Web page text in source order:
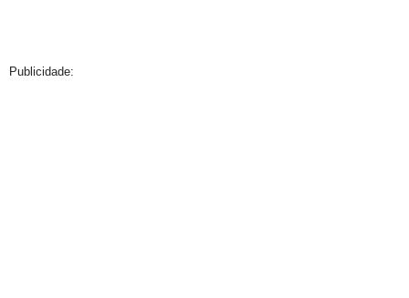
Publicidade: